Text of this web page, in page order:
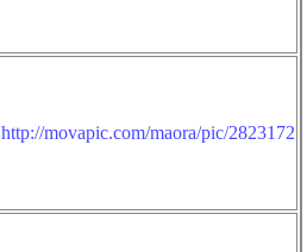
http://movapic.com/maora/pic/2823172